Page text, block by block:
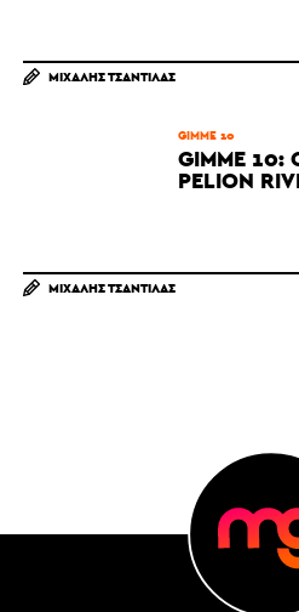
ΜΙΧΆΛΗΣ ΤΣΑΝΤΊΛΑΣ
GIMME 10
GIMME 10:
PELION
ΜΙΧΆΛΗΣ ΤΣΑΝΤΊΛΑΣ